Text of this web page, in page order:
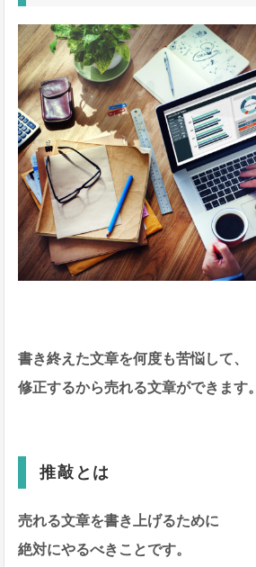
書き終えた文章を何度も苦悩して、
修正するから売れる文章ができます。
推敲とは
売れる文章を書き上げるために
絶対にやるべきことです。